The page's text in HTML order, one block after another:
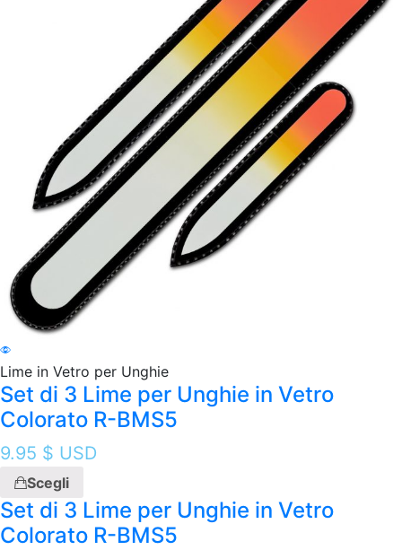
Lime in Vetro per Unghie
Set di 3 Lime per Unghie in Vetro
Colorato R-BMS5
9.95 $ USD
Scegli
Set di 3 Lime per Unghie in Vetro
Colorato R-BMS5